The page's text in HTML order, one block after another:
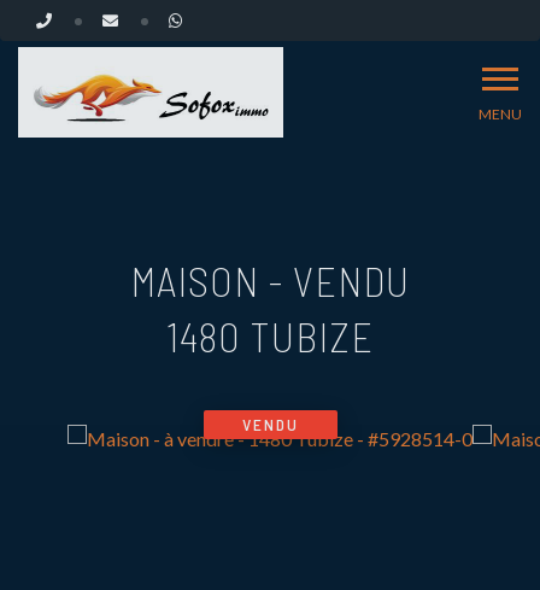
MENU
MAISON - VENDU
1480 TUBIZE
VENDU